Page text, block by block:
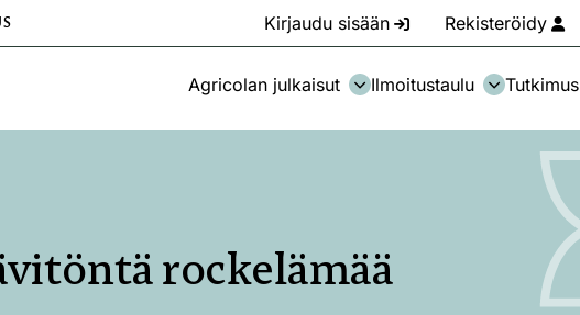
Kirjaudu sisään Rekisteröidy
Agricolan julkaisut Ilmoitustaulu Tutkimus
rockelämää